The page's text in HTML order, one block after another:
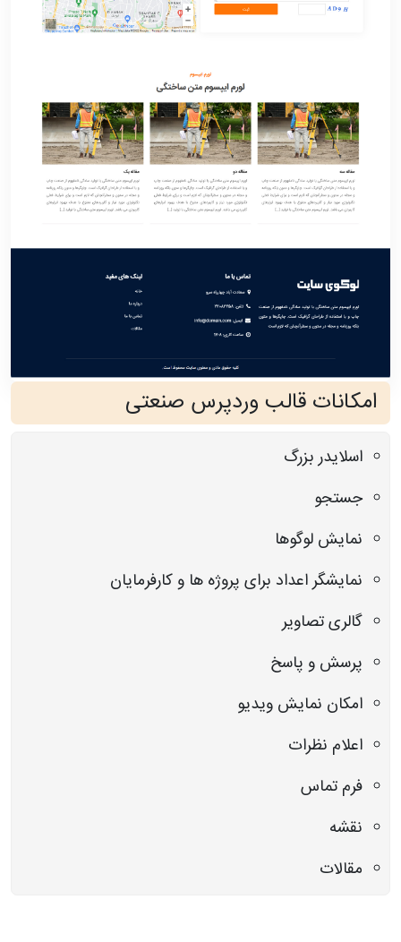
امکانات قالب وردپرس صنعتی
اسلایدر بزرگ
جستجو
نمایش لوگوها
نمایشگر اعداد برای پروژه ها و کارفرمایان
گالری تصاویر
پرسش و پاسخ
امکان نمایش ویدیو
اعلام نظرات
فرم تماس
نقشه
مقالات